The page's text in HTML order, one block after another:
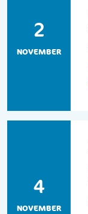
2
NOVEMBER
4
NOVEMBER